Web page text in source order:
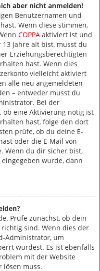
aber nicht anmelden!
Benutzernamen und
Wenn diese stimmen,
COPPA aktiviert ist und
Jahre alt bist, musst du
Erziehungsberechtigten
hast. Wenn dies
vielleicht aktiviert
alle neu angemeldeten
– entweder musst du
Bei der
eine Aktivierung nötig ist
hast, folge den dort
prüfe, ob du deine E-
oder die E-Mail von
Wenn du dir sicher bist,
wurde, dann
Prüfe zunächst, ob dein
sind. Wenn dies der
Administrator, um
wurdest. Es ist ebenfalls
mit der Website
lösen muss.